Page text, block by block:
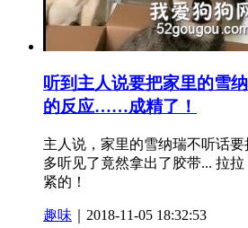
听到主人说要把家里的雪
的反应……成精了！
主人说，家里的雪纳瑞不听话
多听见了竟然拿出了胶带... 拉
紧的！
趣味 ｜2018-11-05 18:32:53